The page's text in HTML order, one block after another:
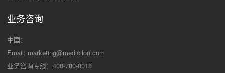
业务咨询
中国：
Email: marketing@medicilon.com
业务咨询专线：400-780-8018